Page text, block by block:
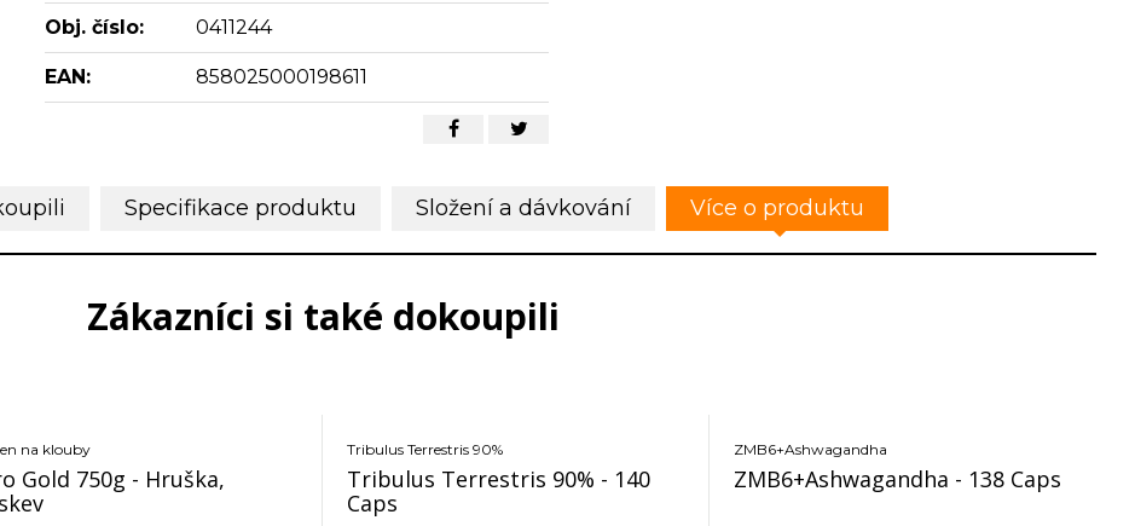
Obj. číslo: 0411244
EAN: 858025000198611
Specifikace produktu Složení a dávkování Více o produktu
Zákazníci si také dokoupili
na klouby
Gold 750g - Hruška,
Tribulus Terrestris 90%
Tribulus Terrestris 90% - 140
Caps
ZMB6+Ashwagandha
ZMB6+Ashwagandha - 138 Caps